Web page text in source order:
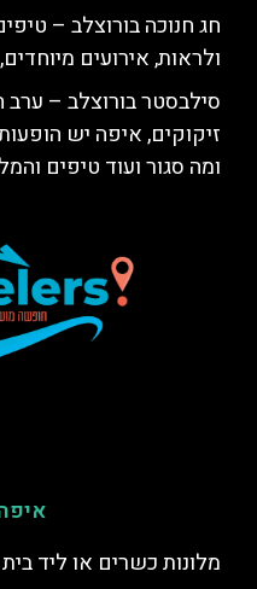
חג חנוכה בורוצלב –
ולראות, אירועים
סילבסטר בורוצלב –
זיקוקים, איפה יש
ומה סגור ועוד טיפים
מלונות כשרים או ליד